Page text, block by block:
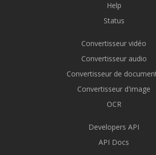
Help
Status
Convertisseur vidéo
Convertisseur audio
Convertisseur de
Convertisseur d'image
OCR
Developers API
API Docs